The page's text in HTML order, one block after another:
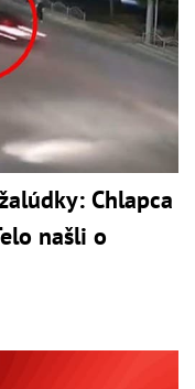
Chlapca
našli o